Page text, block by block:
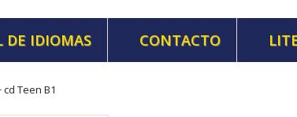
DE IDIOMAS CONTACTO
Teen B1